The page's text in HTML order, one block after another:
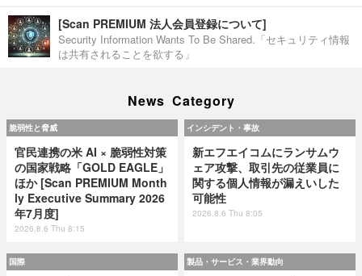
[Scan PREMIUM 法人会員登録について]
Security Information Wants To Be Shared.「セキュリティ情報
は共有されることを欲する」
News Category
脆弱性と脅威
官民連携の米 AI × 脆弱性対策
の国家戦略「GOLD EAGLE」
ほか [Scan PREMIUM Month
ly Executive Summary 2026
年7月度]
2026.8.6 Thu 8:15
インシデント・事故
新エフエイコムにランサムウ
ェア攻撃、取引先の従業員に
関する個人情報が漏えいした
可能性
2026.8.6 Thu 8:05
国際 製品・サービス・業界動向